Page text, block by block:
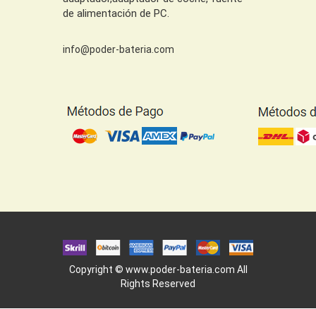
de alimentación de PC.
info@poder-bateria.com
Copyright © www.poder-bateria.com All
Rights Reserved